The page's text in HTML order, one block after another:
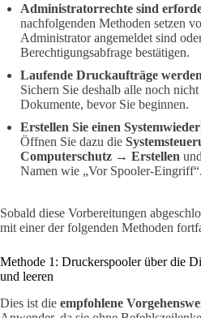
Administratorrechte sind
nachfolgenden Methoden setzen
Administrator angemeldet sind
Berechtigungsabfrage bestätigen.
Laufende Druckaufträge
Sichern Sie deshalb alle noch
Dokumente, bevor Sie beginnen.
Erstellen Sie einen
Öffnen Sie dazu die
Computerschutz → Erstellen
Namen wie „Vor Spooler-Eingriff“.
Sobald diese Vorbereitungen
mit einer der folgenden Methoden
Methode 1: Druckerspooler über die
und leeren
Dies ist die empfohlene